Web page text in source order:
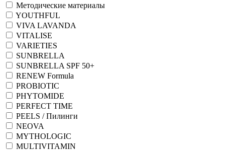
Методические материалы
YOUTHFUL
VIVA LAVANDA
VITALISE
VARIETIES
SUNBRELLA
SUNBRELLA SPF 50+
RENEW Formula
PROBIOTIC
PHYTOMIDE
PERFECT TIME
PEELS / Пилинги
NEOVA
MYTHOLOGIC
MULTIVITAMIN